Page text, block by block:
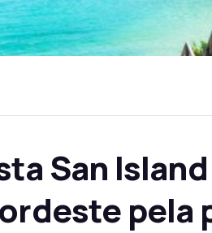
San
pela